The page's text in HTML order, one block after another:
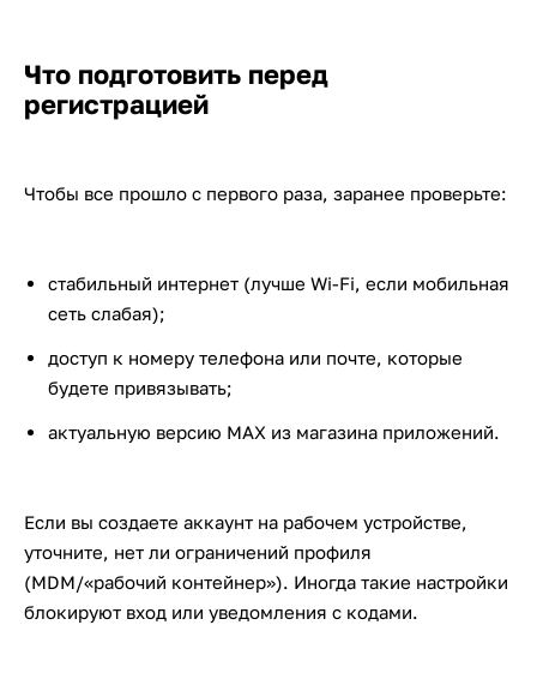
Что подготовить перед
регистрацией
Чтобы все прошло с первого раза, заранее проверьте:
стабильный интернет (лучше Wi-Fi, если мобильная
сеть слабая);
доступ к номеру телефона или почте, которые
будете привязывать;
актуальную версию MAX из магазина приложений.
Если вы создаете аккаунт на рабочем устройстве,
уточните, нет ли ограничений профиля
(MDM/«рабочий контейнер»). Иногда такие настройки
блокируют вход или уведомления с кодами.